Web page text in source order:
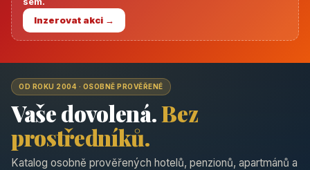
Inzerovat akci →
OD ROKU 2004 · OSOBNĚ PROVĚŘENÉ
Vaše dovolená.Bez
prostředníků.
Katalog osobně prověřených hotelů, penzionů, apartmánů a